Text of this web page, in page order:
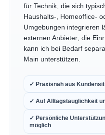
für Technik, die sich
Haushalts-, Homeoffice-
Umgebungen integrieren
externen Anbieter; die
kann ich bei Bedarf
Main unterstützen.
✓ Praxisnah aus
✓ Auf Alltagstauglichkeit
✓ Persönliche
möglich